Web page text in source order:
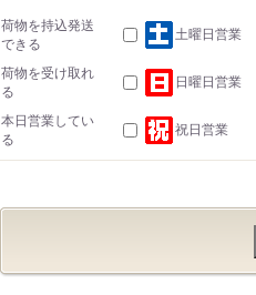
荷物を持込発送
できる
土曜日営業
荷物を受け取れ
る
日曜日営業
本日営業してい
る
祝日営業